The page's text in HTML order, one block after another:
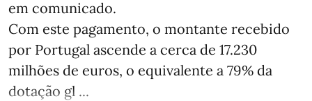
em comunicado.
Com este pagamento, o montante recebido
por Portugal ascende a cerca de 17.230
milhões de euros, o equivalente a 79% da
dotação gl ...